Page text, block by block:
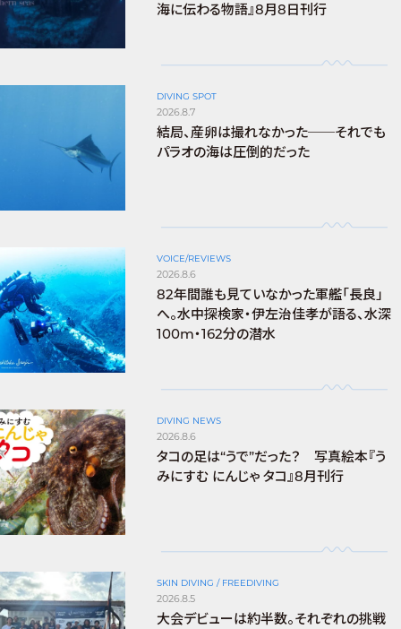
海に伝わる物語』8月8日刊行
DIVING SPOT
2026.8.7
結局、産卵は撮れなかった──それでも
パラオの海は圧倒的だった
VOICE/REVIEWS
2026.8.6
82年間誰も見ていなかった軍艦「長良」
へ。水中探検家・伊左治佳孝が語る、水深
100m・162分の潜水
DIVING NEWS
2026.8.6
タコの足は“うで”だった？ 写真絵本『う
みにすむ にんじゃ タコ』8月刊行
SKIN DIVING / FREEDIVING
2026.8.5
大会デビューは約半数。それぞれの挑戦